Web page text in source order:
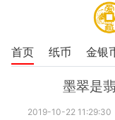
首页 纸币 金银
墨翠是
2019-10-22 11:29:30